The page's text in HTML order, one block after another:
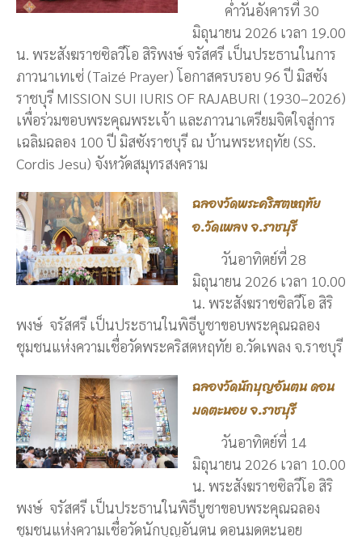
ค่ำวันอังคารที่ 30
มิถุนายน 2026 เวลา 19.00
น. พระสังฆราชซิลวีโอ สิริพงษ์ จรัสศรี เป็นประธานในการ
ภาวนาเทเซ่ (Taizé Prayer) โอกาสครบรอบ 96 ปี มิสซัง
ราชบุรี MISSION SUI IURIS OF RAJABURI (1930–2026)
เพื่อร่วมขอบพระคุณพระเจ้า และภาวนาเตรียมจิตใจสู่การ
เฉลิมฉลอง 100 ปี มิสซังราชบุรี ณ บ้านพระหฤทัย (SS.
Cordis Jesu) จังหวัดสมุทรสงคราม
ฉลองวัดพระคริสตหฤทัย
อ.วัดเพลง จ.ราชบุรี
วันอาทิตย์ที่ 28
มิถุนายน 2026 เวลา 10.00
น. พระสังฆราชซิลวีโอ สิริ
พงษ์ จรัสศรี เป็นประธานในพิธีบูชาขอบพระคุณฉลอง
ชุมชนแห่งความเชื่อวัดพระคริสตหฤทัย อ.วัดเพลง จ.ราชบุรี
ฉลองวัดนักบุญอันตน ดอน
มดตะนอย จ.ราชบุรี
วันอาทิตย์ที่ 14
มิถุนายน 2026 เวลา 10.00
น. พระสังฆราชซิลวีโอ สิริ
พงษ์ จรัสศรี เป็นประธานในพิธีบูชาขอบพระคุณฉลอง
ชุมชนแห่งความเชื่อวัดนักบุญอันตน ดอนมดตะนอย